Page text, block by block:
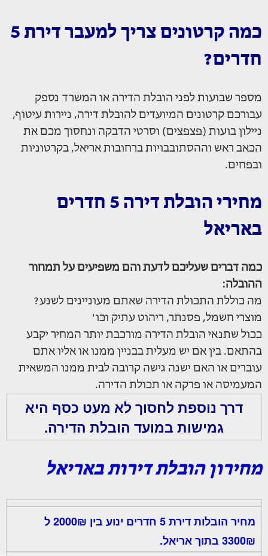
כמה קרטונים צריך למעבר דירת 5
חדרים?
מספר שבועות לפני הובלת הדירה או המשרד נספק
עבורכם קרטונים המיועדים להובלת דירה, ניירות עיטוף,
ניילון בועות (פצפצים) וסרטי הדבקה ונחסוך מכם את
הכאב ראש וההסתובבויות ברחובות אריאל, בקרטוניות
ובפחים.
מחירי הובלת דירה 5 חדרים
באריאל
כמה דברים שעליכם לדעת והם משפיעים על תמחור
ההובלה:
מה כוללת התכולת הדירה שאתם מעוניינים לשנע?
מוצרי חשמל, פסנתר, ריהוט עתיק וכו'
ככול שתנאי הובלת הדירה מורכבת יותר המחיר יקבע
בהתאם. בין אם יש מעלית בבניין ממנו או אליו אתם
עוברים או האם ישנה גישה קרובה לבית ממנו המשאית
המעמיסה או פרקה או תכולת הדירה.
דרך נוספת לחסוך לא מעט כסף היא
גמישות במועד הובלת הדירה.
מחירון הובלת דירות באריאל
מחיר הובלות דירת 5 חדרים ינוע בין 2000₪ ל
3300₪ בתוך אריאל.